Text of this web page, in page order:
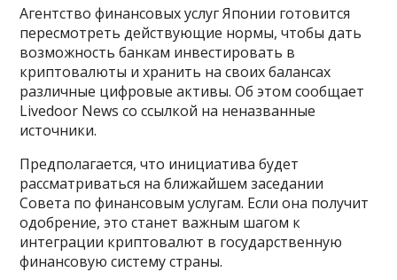
Агентство финансовых услуг Японии готовится
пересмотреть действующие нормы, чтобы дать
возможность банкам инвестировать в
криптовалюты и хранить на своих балансах
различные цифровые активы. Об этом сообщает
Livedoor News со ссылкой на неназванные
источники.
Предполагается, что инициатива будет
рассматриваться на ближайшем заседании
Совета по финансовым услугам. Если она получит
одобрение, это станет важным шагом к
интеграции криптовалют в государственную
финансовую систему страны.